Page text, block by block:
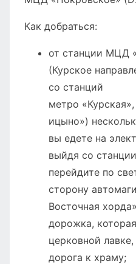
Как добраться:
от станции МЦД
(Курское
со станций
метро
ицыно»)
вы едете на
выйдя со
перейдите по
сторону
Восточная
дорожка,
церковной
дорога к храму;